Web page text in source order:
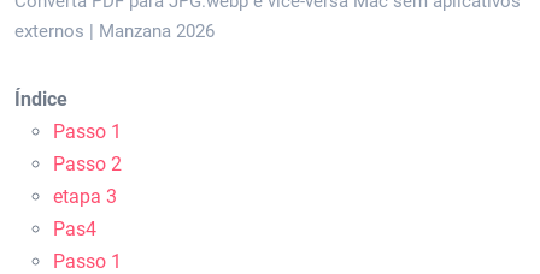
externos | Manzana 2026
Índice
Passo 1
Passo 2
etapa 3
Pas4
Passo 1